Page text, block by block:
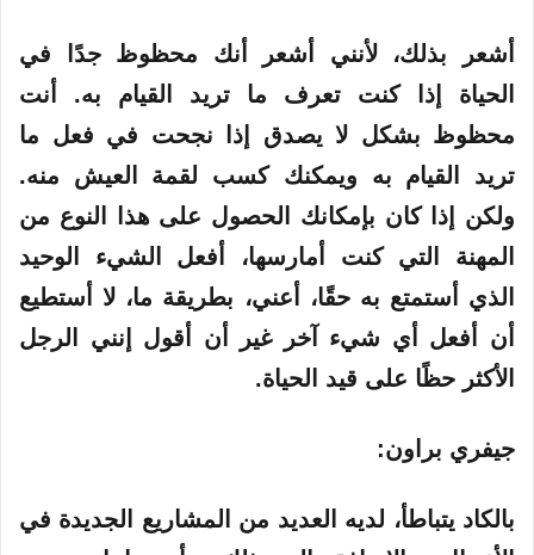
أشعر بذلك، لأنني أشعر أنك محظوظ جدًا في
الحياة إذا كنت تعرف ما تريد القيام به. أنت
محظوظ بشكل لا يصدق إذا نجحت في فعل ما
تريد القيام به ويمكنك كسب لقمة العيش منه.
ولكن إذا كان بإمكانك الحصول على هذا النوع من
المهنة التي كنت أمارسها، أفعل الشيء الوحيد
الذي أستمتع به حقًا، أعني، بطريقة ما، لا أستطيع
أن أفعل أي شيء آخر غير أن أقول إنني الرجل
الأكثر حظًا على قيد الحياة.
جيفري براون:
بالكاد يتباطأ، لديه العديد من المشاريع الجديدة في